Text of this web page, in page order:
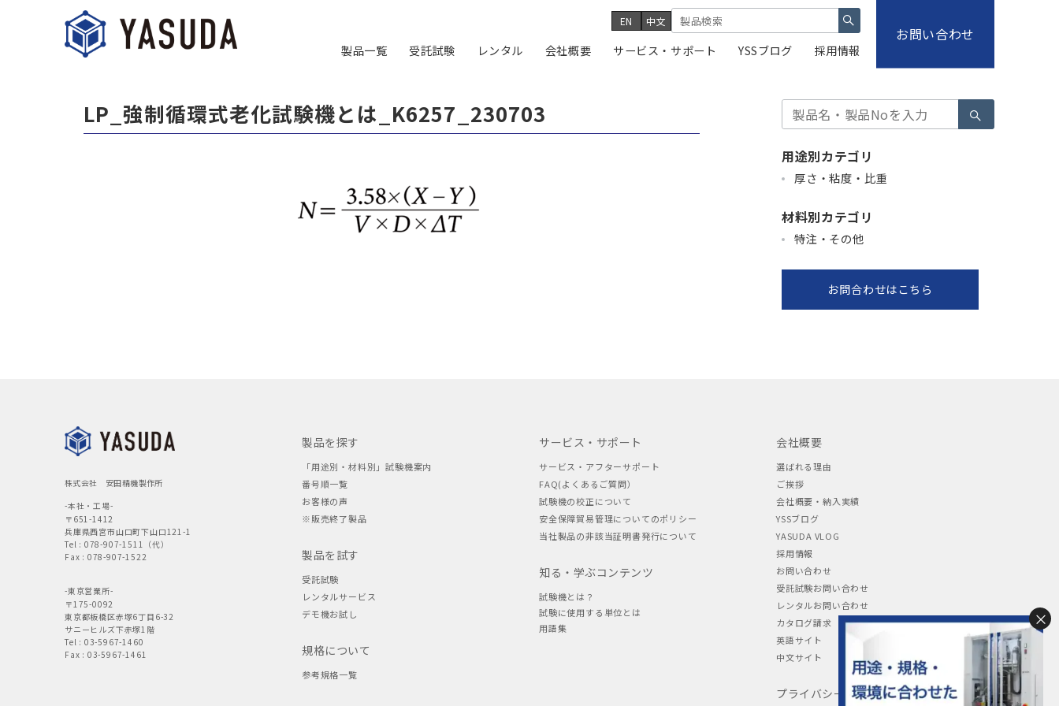
EN 中文
製品一覧 受託試験 レンタル 会社概要 サービス・サポート YSSブログ 採用情報
お問い合わせ
LP_強制循環式老化試験機とは_K6257_230703
検
索
用途別カテゴリ
厚さ・粘度・比重
材料別カテゴリ
特注・その他
お問合わせはこちら
株式会社 安田精機製作所
-本社・工場-
〒651-1412
兵庫県西宮市山口町下山口121-1
Tel : 078-907-1511（代）
Fax : 078-907-1522
-東京営業所-
〒175-0092
東京都板橋区赤塚6丁目6-32
サニーヒルズ下赤塚1階
Tel : 03-5967-1460
Fax : 03-5967-1461
製品を探す
「用途別・材料別」試験機案内
番号順一覧
お客様の声
※販売終了製品
製品を試す
受託試験
レンタルサービス
デモ機お試し
規格について
参考規格一覧
サービス・サポート
サービス・アフターサポート
FAQ(よくあるご質問）
試験機の校正について
安全保障貿易管理についてのポリシー
当社製品の非該当証明書発行について
知る・学ぶコンテンツ
試験機とは？
試験に使用する単位とは
用語集
会社概要
選ばれる理由
ご挨拶
会社概要・納入実績
YSSブログ
YASUDA VLOG
採用情報
お問い合わせ
受託試験お問い合わせ
レンタルお問い合わせ
カタログ請求
英語サイト
中文サイト
プライバシーポリシー
×